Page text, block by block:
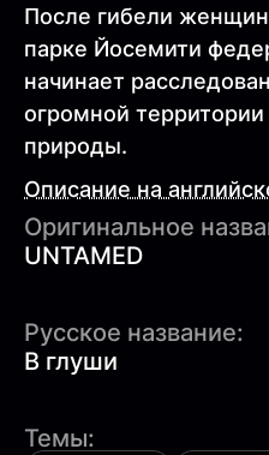
После гибели
парке Йосемити
начинает
огромной
природы.
Описание на
Оригинальное
UNTAMED
Русское название:
В глуши
Темы: